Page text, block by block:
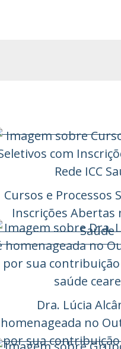
Cursos e Processos
Inscrições Abertas
Saúde
Dra. Lúcia
homenageada no
por sua